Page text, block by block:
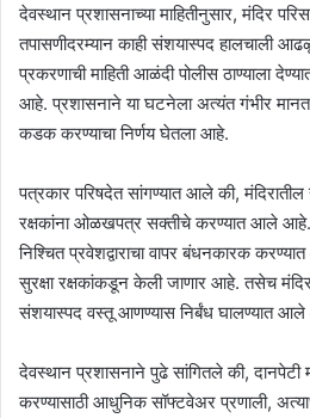
देवस्थान प्रशासनाच्या माहितीनुसार, मंदिर
तपासणीदरम्यान काही संशयास्पद हालचाली
प्रकरणाची माहिती आळंदी पोलीस ठाण्याला
आहे. प्रशासनाने या घटनेला अत्यंत गंभीर मानत
कडक करण्याचा निर्णय घेतला आहे.
पत्रकार परिषदेत सांगण्यात आले की, मंदिरातील
रक्षकांना ओळखपत्र सक्तीचे करण्यात आले आहे.
निश्चित प्रवेशद्वाराचा वापर बंधनकारक
सुरक्षा रक्षकांकडून केली जाणार आहे. तसेच मंदिर
संशयास्पद वस्तू आणण्यास निर्बंध घालण्यात
देवस्थान प्रशासनाने पुढे सांगितले की, दानपेटी
करण्यासाठी आधुनिक सॉफ्टवेअर प्रणाली,